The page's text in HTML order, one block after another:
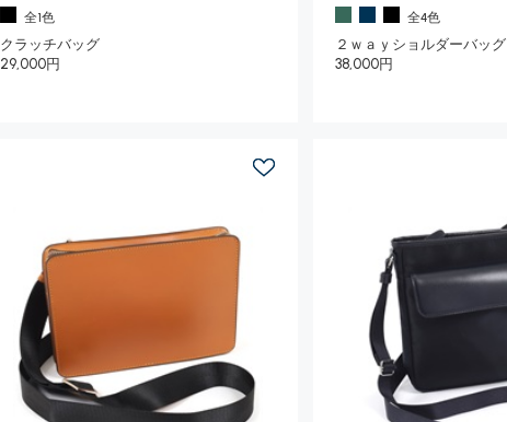
全1色
クラッチバッグ
29,000円
全4色
２ｗａｙショルダーバッグ
38,000円